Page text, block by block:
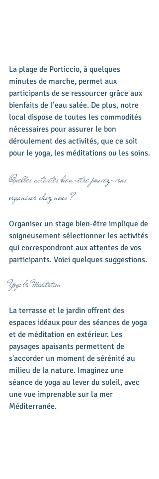
La plage de Porticcio, à quelques
minutes de marche, permet aux
participants de se ressourcer grâce aux
bienfaits de l’eau salée. De plus, notre
local dispose de toutes les commodités
nécessaires pour assurer le bon
déroulement des activités, que ce soit
pour le yoga, les méditations ou les soins.
Quelles activités bien-être pouvez-vous
organiser chez nous ?
Organiser un stage bien-être implique de
soigneusement sélectionner les activités
qui correspondront aux attentes de vos
participants. Voici quelques suggestions.
Yoga & Méditation
La terrasse et le jardin offrent des
espaces idéaux pour des séances de yoga
et de méditation en extérieur. Les
paysages apaisants permettent de
s'accorder un moment de sérénité au
milieu de la nature. Imaginez une
séance de yoga au lever du soleil, avec
une vue imprenable sur la mer
Méditerranée.